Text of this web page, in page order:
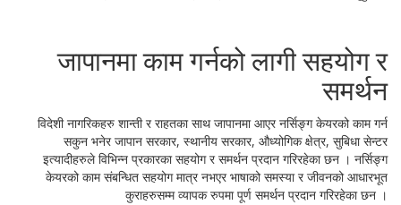
जापानमा काम गर्नको लागी सहयोग र
समर्थन
विदेशी नागरिकहरु शान्ती र राहतका साथ जापानमा आएर नर्सिङ्ग केयरको काम गर्न
सकुन भनेर जापान सरकार, स्थानीय सरकार, औध्योगिक क्षेत्र, सुबिधा सेन्टर
इत्यादीहरुले विभिन्न प्रकारका सहयोग र समर्थन प्रदान गरिरहेका छन । नर्सिङ्ग
केयरको काम संबन्धित सहयोग मात्र नभएर भाषाको समस्या र जीवनको आधारभूत
कुराहरुसम्म व्यापक रुपमा पूर्ण समर्थन प्रदान गरिरहेका छन ।